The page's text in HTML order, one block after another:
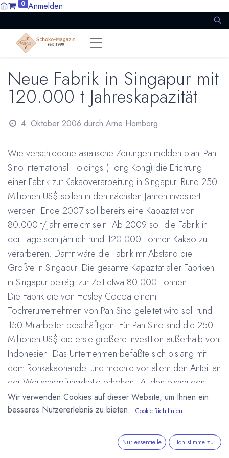
0 Anmelden
Neue Fabrik in Singapur mit
120.000 t Jahreskapazität
4. Oktober 2006 durch Arne Homborg
Wie verschiedene asiatische Zeitungen melden plant Pan
Sino International Holdings (Hong Kong) die Erichtung
einer Fabrik zur Kakaoverarbeitung in Singapur. Rund 250
Millionen US$ sollen in den nächsten Jahren investiert
werden. Ende 2007 soll bereits eine Kapazität von
80.000 t/Jahr erreicht sein. Ab 2009 soll die Fabrik in
der Lage sein jährlich rund 120.000 Tonnen Kakao zu
verarbeiten. Damit wäre die Fabrik mit Abstand die
Größte in Singapur. Die gesamte Kapazität aller Fabriken
in Singapur beträgt zur Zeit etwa 80.000 Tonnen.
Die Fabrik die von Hesley Cocoa einem
Tochterunternehmen von Pan Sino geleitet wird soll rund
150 Mitarbeiter beschäftigen. Für Pan Sino sind die 250
Millionen US$ die erste größere Investition außerhalb von
Indonesien. Das Unternehmen befaßte sich bislang mit
dem Rohkakaohandel und möchte vor allem den Anteil an
der Wertschöpfungskette erhöhen. Zu den bisherigen
Margen von 20 bis 25 % sollen in der Produktion 30 bis
35 % Marge hinzukommen. Langfristig käme auch der
Zulfian von Hesley Cocoa. Laud Zulfian steigt der
Schokoladenkonsum im Asien-Pazifik-Raum zur Zeit um
Wir verwenden Cookies auf dieser Website, um Ihnen ein
besseres Nutzererlebnis zu bieten.
Cookie-Richtlinien
Nur essentielle Ich stimme zu